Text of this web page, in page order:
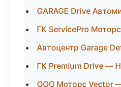
GARAGE Drive
ГК ServicePro
Автоцентр Garage
ГК Premium Drive —
ООО Моторс Vector